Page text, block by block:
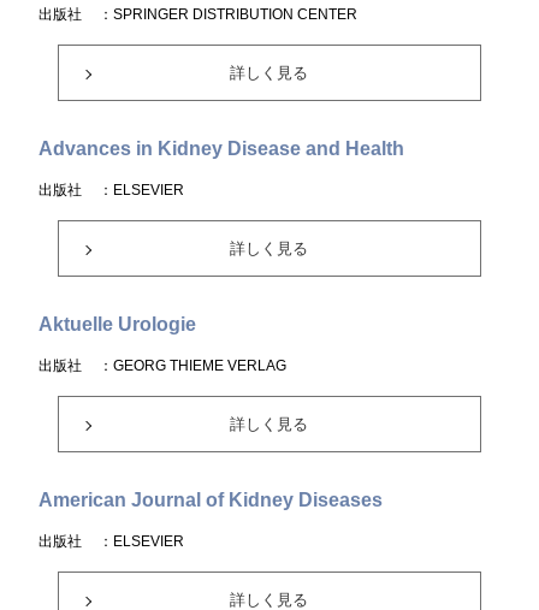
出版社 ：SPRINGER DISTRIBUTION CENTER
詳しく見る
Advances in Kidney Disease and Health
出版社 ：ELSEVIER
詳しく見る
Aktuelle Urologie
出版社 ：GEORG THIEME VERLAG
詳しく見る
American Journal of Kidney Diseases
出版社 ：ELSEVIER
詳しく見る